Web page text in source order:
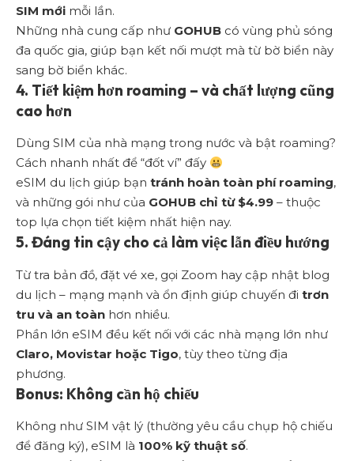
SIM mới mỗi lần.
Những nhà cung cấp như GOHUB có vùng phủ sóng
đa quốc gia, giúp bạn kết nối mượt mà từ bờ biển này
sang bờ biển khác.
4. Tiết kiệm hơn roaming – và chất lượng cũng
cao hơn
Dùng SIM của nhà mạng trong nước và bật roaming?
Cách nhanh nhất để “đốt ví” đấy
eSIM du lịch giúp bạn tránh hoàn toàn phí roaming,
và những gói như của GOHUB chỉ từ $4.99 – thuộc
top lựa chọn tiết kiệm nhất hiện nay.
5. Đáng tin cậy cho cả làm việc lẫn điều hướng
Từ tra bản đồ, đặt vé xe, gọi Zoom hay cập nhật blog
du lịch – mạng mạnh và ổn định giúp chuyến đi trơn
tru và an toàn hơn nhiều.
Phần lớn eSIM đều kết nối với các nhà mạng lớn như
Claro, Movistar hoặc Tigo, tùy theo từng địa
phương.
Bonus: Không cần hộ chiếu
Không như SIM vật lý (thường yêu cầu chụp hộ chiếu
để đăng ký), eSIM là 100% kỹ thuật số.